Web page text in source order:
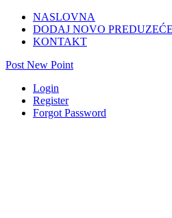
NASLOVNA
DODAJ NOVO PREDUZEĆE
KONTAKT
Post New Point
Login
Register
Forgot Password